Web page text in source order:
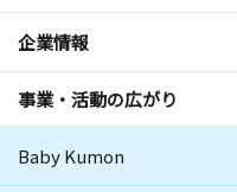
企業情報
事業・活動の広がり
Baby Kumon